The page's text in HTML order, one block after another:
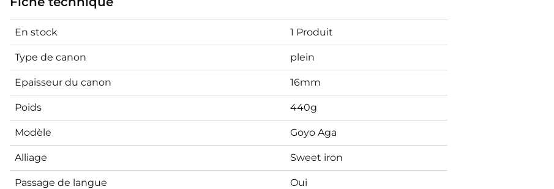
En stock 1 Produit
Type de canon plein
Epaisseur du canon 16mm
Poids 440g
Modèle Goyo Aga
Alliage Sweet iron
Passage de langue Oui